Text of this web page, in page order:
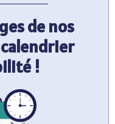
de nos
!